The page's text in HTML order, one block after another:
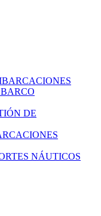
DE
NÁUTICOS